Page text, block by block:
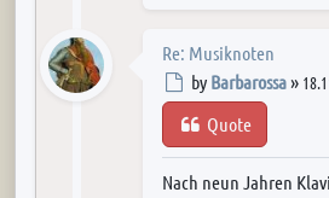
Re: Musiknoten
Post
by Barbarossa»
Quote
Nach neun Jahren